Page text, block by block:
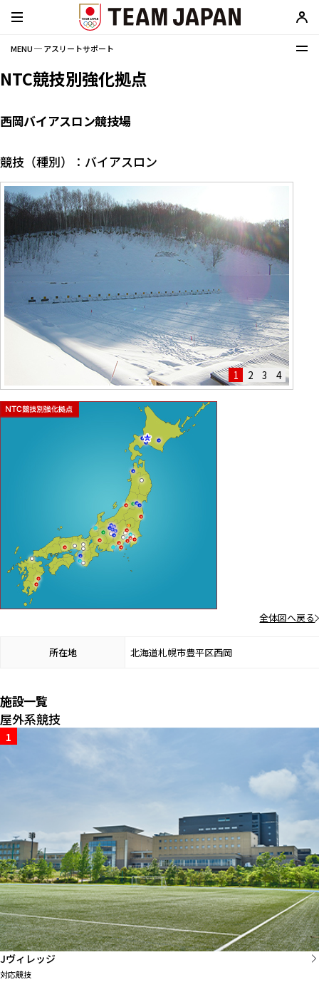
MENU ─ アスリートサポート
NTC競技別強化拠点
西岡バイアスロン競技場
競技（種別）：バイアスロン
1 2 3 4
全体図へ戻る
所在地 北海道札幌市豊平区西岡
施設一覧
屋外系競技
1
Jヴィレッジ
対応競技